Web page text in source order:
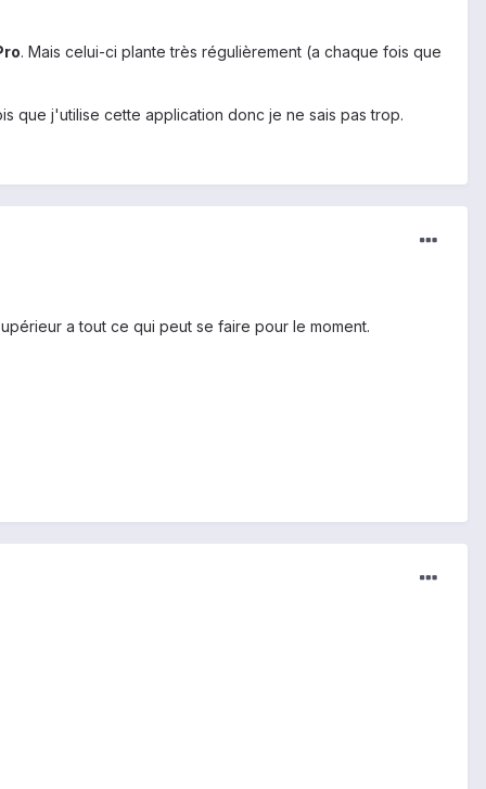
. Mais celui-ci plante très régulièrement (a chaque fois que
que j'utilise cette application donc je ne sais pas trop.
a tout ce qui peut se faire pour le moment.